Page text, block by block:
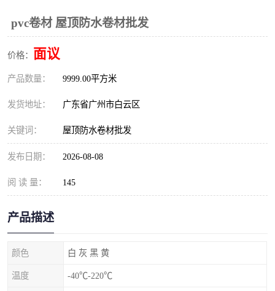
pvc卷材 屋顶防水卷材批发
价格： 面议
产品数量： 9999.00平方米
发货地址： 广东省广州市白云区
关键词： 屋顶防水卷材批发
发布日期： 2026-08-08
阅 读 量： 145
产品描述
颜色 白 灰 黑 黄
温度 -40℃-220℃